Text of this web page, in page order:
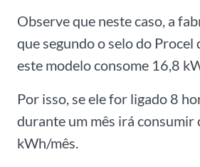
Observe que neste caso, a
que segundo o selo do Procel
este modelo consome 16,8
Por isso, se ele for ligado 8
durante um mês irá consumir
kWh/mês.